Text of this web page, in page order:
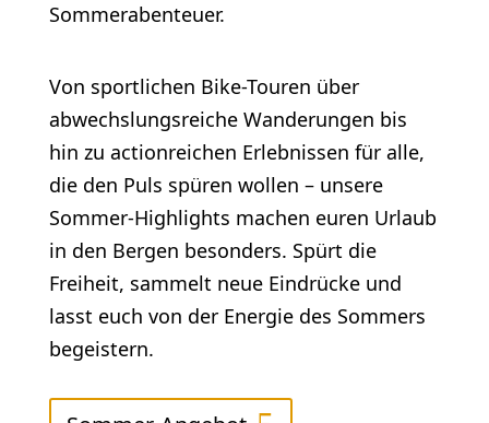
Sommerabenteuer.
Von sportlichen Bike-Touren über
abwechslungsreiche Wanderungen bis
hin zu actionreichen Erlebnissen für alle,
die den Puls spüren wollen – unsere
Sommer-Highlights machen euren Urlaub
in den Bergen besonders. Spürt die
Freiheit, sammelt neue Eindrücke und
lasst euch von der Energie des Sommers
begeistern.